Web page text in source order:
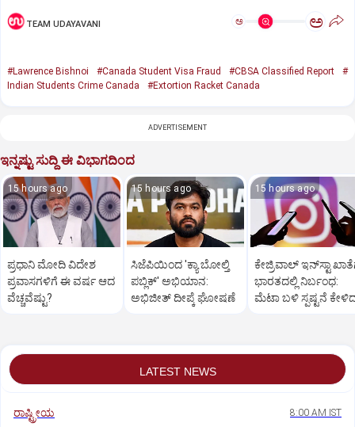
TEAM UDAYAVANI ಅ ಅ
#Lawrence Bishnoi #Canada Student Visa Fraud #CBSA Classified Report
#
Indian Students Crime Canada
#Extortion Racket Canada
ADVERTISEMENT
ಇನ್ನಷ್ಟು ಸುದ್ದಿ ಈ ವಿಭಾಗದಿಂದ
15 hours ago
ಪ್ರಧಾನಿ ಮೋದಿ ವಿದೇಶ
ಪ್ರವಾಸಗಳಿಗೆ ಈ ವರ್ಷ ಆದ
ವೆಚ್ಚವೆಷ್ಟು?
15 hours ago
ಸಿಜೆಪಿಯಿಂದ 'ಕ್ಯಾ ಬೋಲ್ತಿ
ಪಬ್ಲಿಕ್' ಅಭಿಯಾನ:
ಅಭಿಜೀತ್ ದೀಪ್ಕೆ ಘೋಷಣೆ
15 hours ago
ಕೇಜ್ರಿವಾಲ್‌ ಇನ್‌ಸ್ಟಾ
ಭಾರತದಲ್ಲಿ ನಿರ್ಬಂಧ:
ಮೆಟಾ ಬಳಿ ಸ್ಪಷ್ಟನೆ
LATEST NEWS
ರಾಷ್ಟ್ರೀಯ 8:00 AM IST